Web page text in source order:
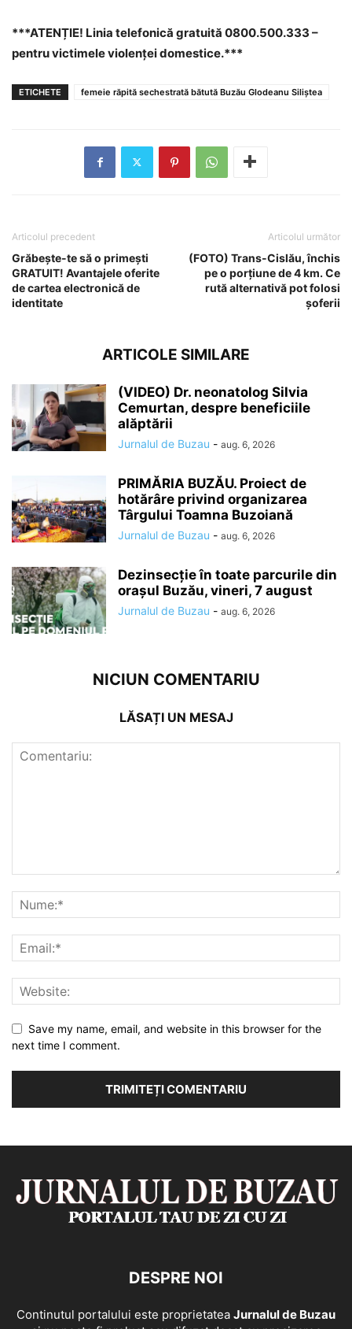
***ATENȚIE! Linia telefonică gratuită 0800.500.333 –
pentru victimele violenței domestice.***
ETICHETE femeie răpită sechestrată bătută Buzău Glodeanu Siliștea
Articolul precedent
Grăbește-te să o primești
GRATUIT! Avantajele oferite
de cartea electronică de
identitate
Articolul următor
(FOTO) Trans-Cislău, închis
pe o porțiune de 4 km. Ce
rută alternativă pot folosi
șoferii
ARTICOLE SIMILARE
(VIDEO) Dr. neonatolog Silvia
Cemurtan, despre beneficiile
alăptării
Jurnalul de Buzau - aug. 6, 2026
PRIMĂRIA BUZĂU. Proiect de
hotărâre privind organizarea
Târgului Toamna Buzoiană
Jurnalul de Buzau - aug. 6, 2026
Dezinsecție în toate parcurile din
orașul Buzău, vineri, 7 august
Jurnalul de Buzau - aug. 6, 2026
NICIUN COMENTARIU
LĂSAȚI UN MESAJ
Save my name, email, and website in this browser for the
next time I comment.
DESPRE NOI
Continutul portalului este proprietatea Jurnalul de Buzau